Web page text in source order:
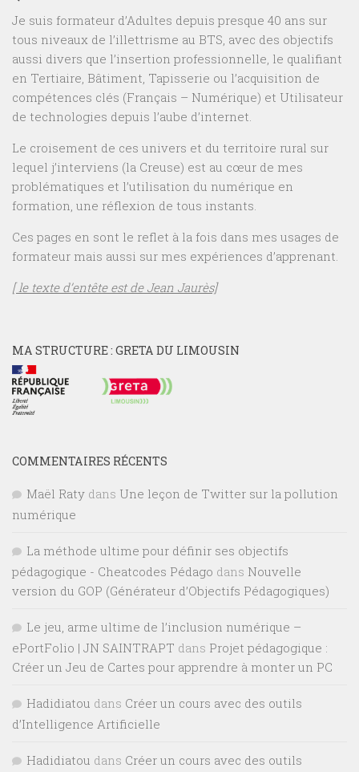
Je suis formateur d’Adultes depuis presque 40 ans sur
tous niveaux de l’illettrisme au BTS, avec des objectifs
aussi divers que l’insertion professionnelle, le qualifiant
en Tertiaire, Bâtiment, Tapisserie ou l’acquisition de
compétences clés (Français – Numérique) et Utilisateur
de technologies depuis l’aube d’internet.
Le croisement de ces univers et du territoire rural sur
lequel j’interviens (la Creuse) est au cœur de mes
problématiques et l’utilisation du numérique en
formation, une réflexion de tous instants.
Ces pages en sont le reflet à la fois dans mes usages de
formateur mais aussi sur mes expériences d’apprenant.
[ le texte d’entête est de Jean Jaurès]
MA STRUCTURE : GRETA DU LIMOUSIN
COMMENTAIRES RÉCENTS
Maël Raty dans Une leçon de Twitter sur la pollution
numérique
La méthode ultime pour définir ses objectifs
pédagogique - Cheatcodes Pédago dans Nouvelle
version du GOP (Générateur d’Objectifs Pédagogiques)
Le jeu, arme ultime de l’inclusion numérique –
ePortFolio | JN SAINTRAPT dans Projet pédagogique :
Créer un Jeu de Cartes pour apprendre à monter un PC
Hadidiatou dans Créer un cours avec des outils
d’Intelligence Artificielle
Hadidiatou dans Créer un cours avec des outils